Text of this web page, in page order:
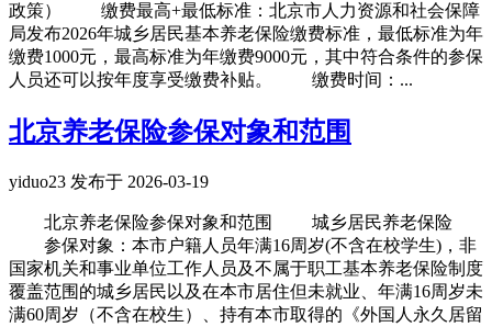
政策） 缴费最高+最低标准：北京市人力资源和社会保障
局发布2026年城乡居民基本养老保险缴费标准，最低标准为年
缴费1000元，最高标准为年缴费9000元，其中符合条件的参保
人员还可以按年度享受缴费补贴。 缴费时间：...
北京养老保险参保对象和范围
yiduo23 发布于 2026-03-19
北京养老保险参保对象和范围 城乡居民养老保险
参保对象：本市户籍人员年满16周岁(不含在校学生)，非
国家机关和事业单位工作人员及不属于职工基本养老保险制度
覆盖范围的城乡居民以及在本市居住但未就业、年满16周岁未
满60周岁（不含在校生）、持有本市取得的《外国人永久居留